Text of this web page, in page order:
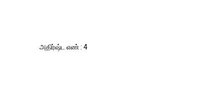
அதிர்ஷ்ட எண் : 4